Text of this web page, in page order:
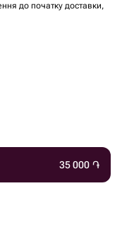
до початку доставки,
35 000 ֏